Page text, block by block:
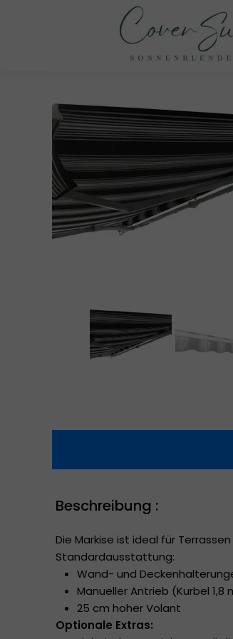
Beschreibung :
Die Markise ist ideal für
Standardausstattung:
Wand- und
Manueller Antrieb (Kurbel 1,8
25 cm hoher Volant
Optionale Extras: